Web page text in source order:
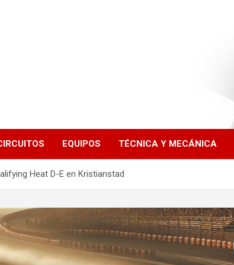
EQUIPOS TÉCNICA Y MECÁNICA
Heat D-E en Kristianstad